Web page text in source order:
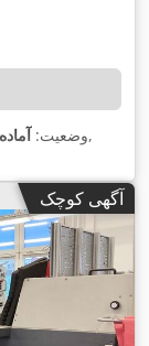
وضعیت:,
آگهی کوچک